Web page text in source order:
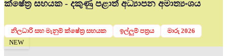
ක්ෂේත්‍ර සහයක - දකුණු පළාත් අධ්‍යාපන අමාත්‍යංශය
නිලධාරි සහ මැනුම් ක්ෂේත්‍ර සහයක ඉල්ලුම් පත්‍රය
මාරු 2026
NEW